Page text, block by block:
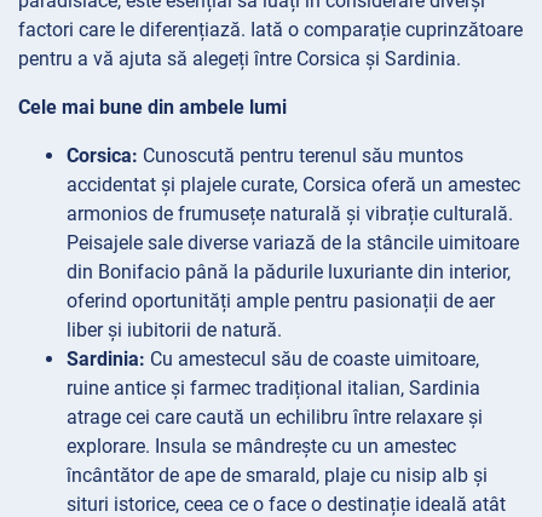
factori care le diferențiază. Iată o comparație cuprinzătoare
pentru a vă ajuta să alegeți între Corsica și Sardinia.
Cele mai bune din ambele lumi
Corsica: Cunoscută pentru terenul său muntos
accidentat și plajele curate, Corsica oferă un amestec
armonios de frumusețe naturală și vibrație culturală.
Peisajele sale diverse variază de la stâncile uimitoare
din Bonifacio până la pădurile luxuriante din interior,
oferind oportunități ample pentru pasionații de aer
liber și iubitorii de natură.
Sardinia: Cu amestecul său de coaste uimitoare,
ruine antice și farmec tradițional italian, Sardinia
atrage cei care caută un echilibru între relaxare și
explorare. Insula se mândrește cu un amestec
încântător de ape de smarald, plaje cu nisip alb și
situri istorice, ceea ce o face o destinație ideală atât